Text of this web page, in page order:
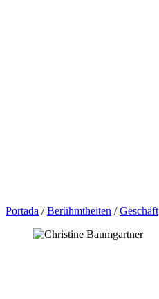
Portada /Berühmtheiten /Geschäft